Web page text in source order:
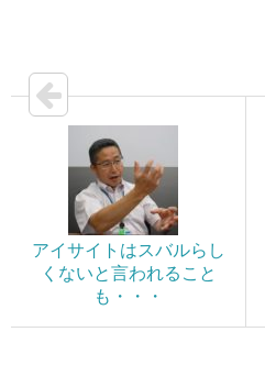
アイサイトはスバルらし
くないと言われること
も・・・